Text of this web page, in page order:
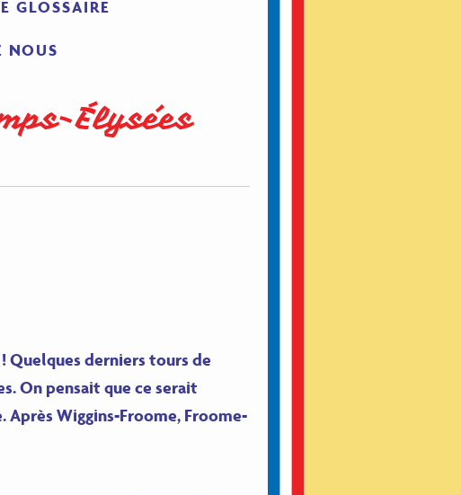
GLOSSAIRE
NOUS
Élysées
Quelques derniers tours de
On pensait que ce serait
Wiggins-Froome, Froome-